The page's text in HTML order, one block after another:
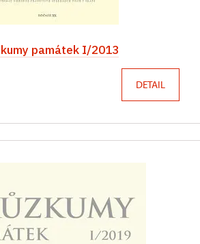
památek I/2013
DETAIL